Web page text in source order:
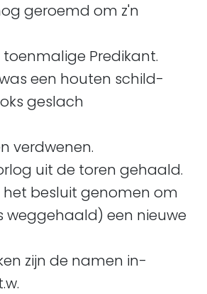
geroemd om z'n
toenmalige Predikant.
een houten schild-
geslach
verdwenen.
uit de toren gehaald.
het besluit genomen om
weggehaald) een nieuwe
zijn de namen in-